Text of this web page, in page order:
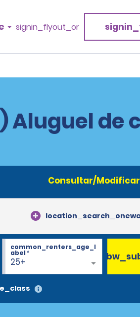
signin_flyout_or
Aluguel de
Consultar/
25+
common_renters_age_l
abel*